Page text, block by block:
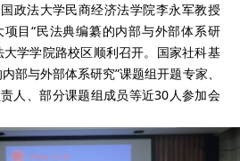
政法大学民商经济法学院李永军教授
目“民法典编纂的内部与外部体系研
大学学院路校区顺利召开。国家社科基
部与外部体系研究”课题组开题专家、
人、部分课题组成员等近30人参加会